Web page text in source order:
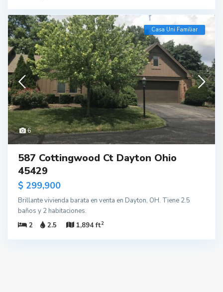
6
Casa Uni Familiar
587 Cottingwood Ct Dayton Ohio
45429
$ 299,900
Brillante vivienda barata en venta en Dayton, OH. Tiene 2.5
baños y 2 habitaciones.
2
2.5 1,894 ft2